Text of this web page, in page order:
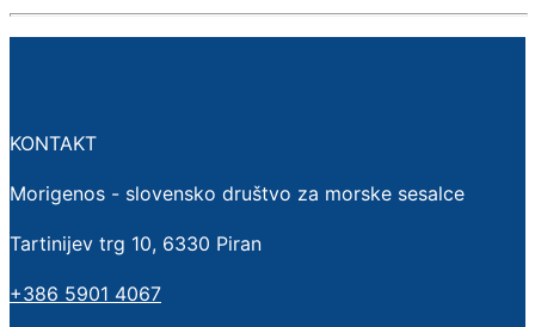
KONTAKT
Morigenos - slovensko društvo za morske sesalce
Tartinijev trg 10, 6330 Piran
+386 5901 4067